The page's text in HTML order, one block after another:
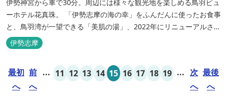
伊勢神宮から車で30分。周辺には様々な観光地を楽しめる鳥羽ビュ
ーホテル花真珠。 「伊勢志摩の海の幸」をふんだんに使ったお食事
と、鳥羽湾が一望できる「美肌の湯」、2022年にリニューアルされ
た客室で、五感から体と心を癒やします。 【お部屋】 近年リニュ
ーアルした過ごしやすいお部屋で、親子3世代で楽しめるお部屋に
き、日頃の疲...
伊勢志摩
最初
へ
前
へ
... 11 12 13 14 15 16 17 18 19 ... 次
へ
最後
へ